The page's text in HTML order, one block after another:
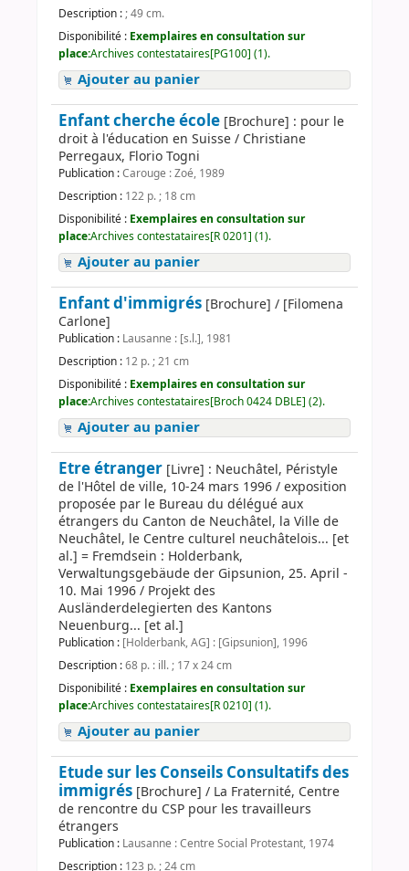
Description :; 49 cm.
Disponibilité : Exemplaires en consultation sur
place:Archives contestataires[PG100] (1).
Ajouter au panier
Enfant cherche école [Brochure] : pour le
droit à l'éducation en Suisse / Christiane
Perregaux, Florio Togni
Publication :Carouge : Zoé, 1989
Description : 122 p. ; 18 cm
Disponibilité : Exemplaires en consultation sur
place:Archives contestataires[R 0201] (1).
Ajouter au panier
Enfant d'immigrés [Brochure] / [Filomena
Carlone]
Publication : Lausanne : [s.l.], 1981
Description : 12 p. ; 21 cm
Disponibilité : Exemplaires en consultation sur
place:Archives contestataires[Broch 0424 DBLE] (2).
Ajouter au panier
Etre étranger [Livre] : Neuchâtel, Péristyle
de l'Hôtel de ville, 10-24 mars 1996 / exposition
proposée par le Bureau du délégué aux
étrangers du Canton de Neuchâtel, la Ville de
Neuchâtel, le Centre culturel neuchâtelois... [et
al.] = Fremdsein : Holderbank,
Verwaltungsgebäude der Gipsunion, 25. April -
10. Mai 1996 / Projekt des
Ausländerdelegierten des Kantons
Neuenburg... [et al.]
Publication : [Holderbank, AG] : [Gipsunion], 1996
Description :68 p. : ill. ; 17 x 24 cm
Disponibilité : Exemplaires en consultation sur
place:Archives contestataires[R 0210] (1).
Ajouter au panier
Etude sur les Conseils Consultatifs des
immigrés [Brochure] / La Fraternité, Centre
de rencontre du CSP pour les travailleurs
étrangers
Publication : Lausanne : Centre Social Protestant, 1974
Description : 123 p. ; 24 cm